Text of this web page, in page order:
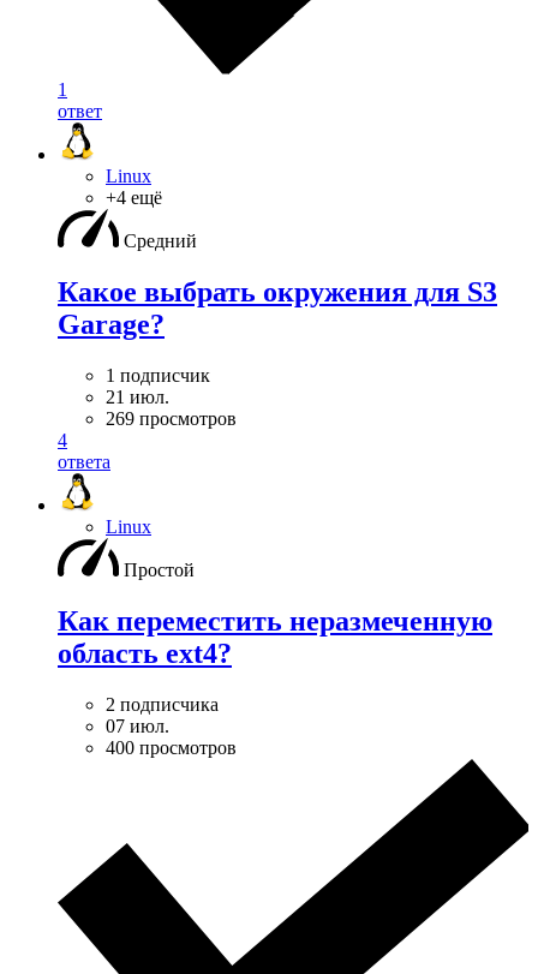
1
ответ
Linux
+4 ещё
Средний
Какое выбрать окружения для S3
Garage?
1 подписчик
21 июл.
269 просмотров
4
ответа
Linux
Простой
Как переместить неразмеченную
область ext4?
2 подписчика
07 июл.
400 просмотров